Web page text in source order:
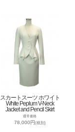
スカートスーツ ホワイト
White Peplum V-Neck
Jacket and Pencil Skirt
通常価格
78,000円(税別)